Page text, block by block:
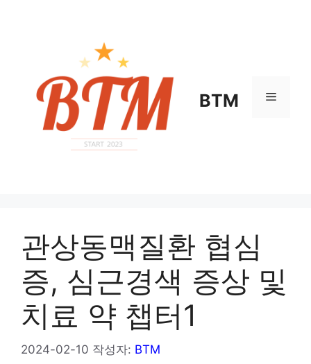
BTM 메
관상동맥질환 협심
증, 심근경색 증상 및
치료 약 챕터1
2024-02-10 작성자: BTM